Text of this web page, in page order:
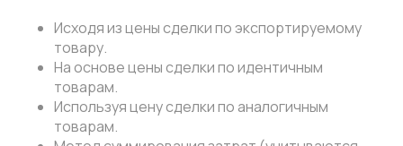
Исходя из цены сделки по экспортируемому
товару.
На основе цены сделки по идентичным
товарам.
Используя цену сделки по аналогичным
товарам.